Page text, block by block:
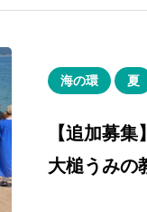
海の環 夏
【追加募
大槌うみの